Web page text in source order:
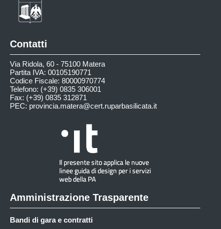
Contatti
Via Ridola, 60 - 75100 Matera
Partita IVA: 00105190771
Codice Fiscale: 80000970774
Telefono: (+39) 0835 306001
Fax: (+39) 0835 312871
PEC: provincia.matera@cert.ruparbasilicata.it
Amministrazione Trasparente
Bandi di gara e contratti